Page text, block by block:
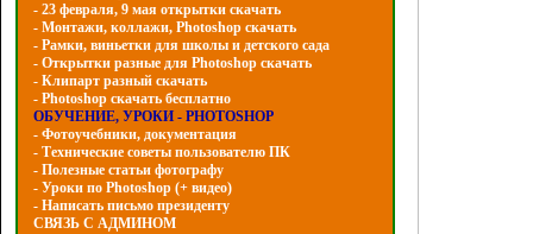
- 23 февраля, 9 мая открытки скачать
- Монтажи, коллажи, Photoshop скачать
- Рамки, виньетки для школы и детского сада
- Открытки разные для Photoshop скачать
- Клипарт разный скачать
- Photoshop скачать бесплатно
ОБУЧЕНИЕ, УРОКИ - PHOTOSHOP
- Фотоучебники, документация
- Технические советы пользователю ПК
- Полезные статьи фотографу
- Уроки по Photoshop (+ видео)
- Написать письмо президенту
СВЯЗЬ С АДМИНОМ